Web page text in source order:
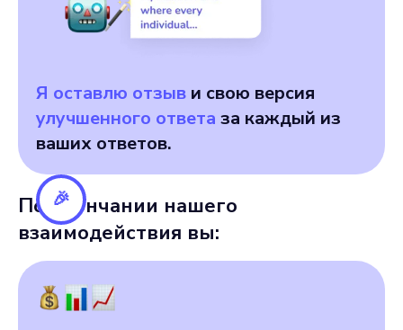
Я оставлю отзыв и свою версия
улучшенного ответа за каждый из
ваших ответов.
По окончании нашего
взаимодействия вы:
🎉